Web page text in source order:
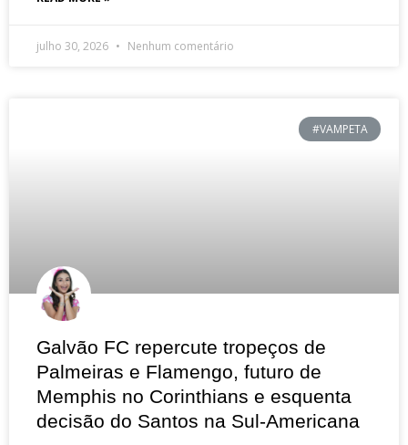
julho 30, 2026 Nenhum comentário
#VAMPETA
Galvão FC repercute tropeços de
Palmeiras e Flamengo, futuro de
Memphis no Corinthians e esquenta
decisão do Santos na Sul-Americana